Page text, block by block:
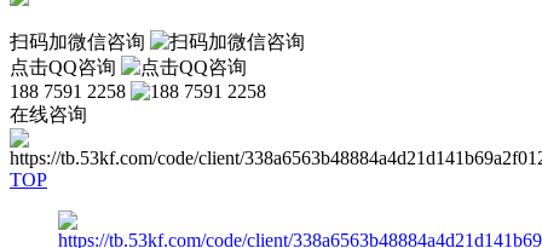
扫码加微信咨询
点击QQ咨询
188 7591 2258
在线咨询
TOP